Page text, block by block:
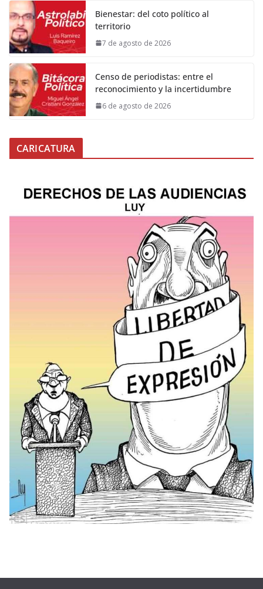
Bienestar: del coto político al
territorio
7 de agosto de 2026
Censo de periodistas: entre el
reconocimiento y la incertidumbre
6 de agosto de 2026
CARICATURA